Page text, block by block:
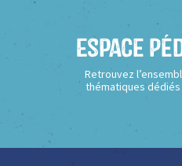
Espace
Retrouvez
thématiques dédiés